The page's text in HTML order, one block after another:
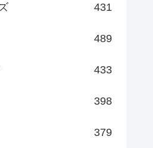
431
489
433
398
379